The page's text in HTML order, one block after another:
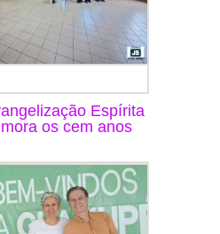
Espírita
os cem anos